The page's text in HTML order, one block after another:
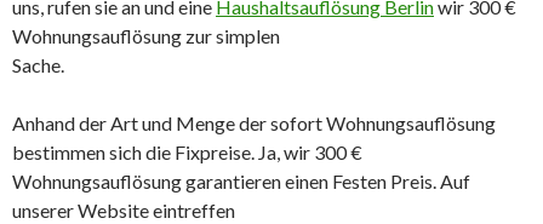
uns, rufen sie an und eine Haushaltsauflösung Berlinwir 300 €
Wohnungsauflösung zur simplen
Sache.
Anhand der Art und Menge der sofort Wohnungsauflösung
bestimmen sich die Fixpreise. Ja, wir 300 €
Wohnungsauflösung garantieren einen Festen Preis. Auf
unserer Website eintreffen